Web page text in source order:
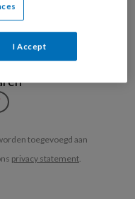
voor e-mails
en
toegevoegd aan
privacy statement.
I Accept